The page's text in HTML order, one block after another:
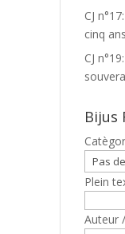
CJ
cinq
CJ
Bijus
Plein
Auteur